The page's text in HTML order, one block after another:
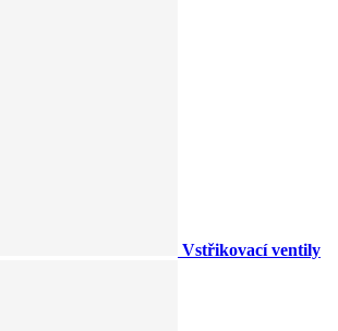
Vstřikovací ventily